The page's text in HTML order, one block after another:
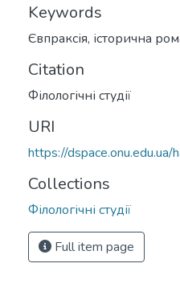
Keywords
Євпраксія, історична
Citation
Філологічні студії
URI
https://
Collections
Філологічні студії
Full item page